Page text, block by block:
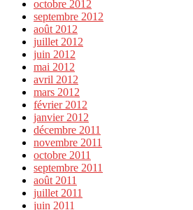
octobre 2012
septembre 2012
août 2012
juillet 2012
juin 2012
mai 2012
avril 2012
mars 2012
février 2012
janvier 2012
décembre 2011
novembre 2011
octobre 2011
septembre 2011
août 2011
juillet 2011
juin 2011